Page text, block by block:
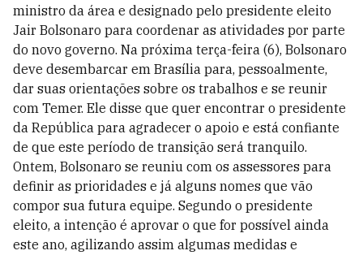
ministro da área e designado pelo presidente eleito
Jair Bolsonaro para coordenar as atividades por parte
do novo governo. Na próxima terça-feira (6), Bolsonaro
deve desembarcar em Brasília para, pessoalmente,
dar suas orientações sobre os trabalhos e se reunir
com Temer. Ele disse que quer encontrar o presidente
da República para agradecer o apoio e está confiante
de que este período de transição será tranquilo.
Ontem, Bolsonaro se reuniu com os assessores para
definir as prioridades e já alguns nomes que vão
compor sua futura equipe. Segundo o presidente
eleito, a intenção é aprovar o que for possível ainda
este ano, agilizando assim algumas medidas e